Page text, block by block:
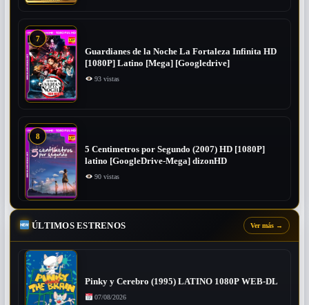
7
Guardianes de la Noche La Fortaleza Infinita HD
[1080P] Latino [Mega] [Googledrive]
93 vistas
8
5 Centimetros por Segundo (2007) ​HD [1080P]
latino [GoogleDrive-Mega] dizonHD
90 vistas
ÚLTIMOS ESTRENOS Ver más →
Pinky y Cerebro (1995) LATINO 1080P WEB-DL
07/08/2026